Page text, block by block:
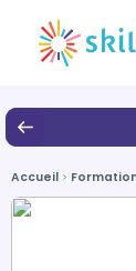
Accueil